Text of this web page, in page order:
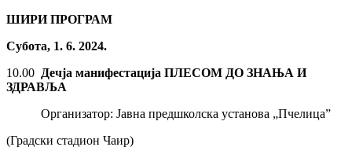
ШИРИ ПРОГРАМ
Субота, 1. 6. 2024.
10.00 Дечја манифестација ПЛЕСОМ ДО ЗНАЊА И
ЗДРАВЉА
Организатор: Јавна предшколска установа „Пчелица”
(Градски стадион Чаир)